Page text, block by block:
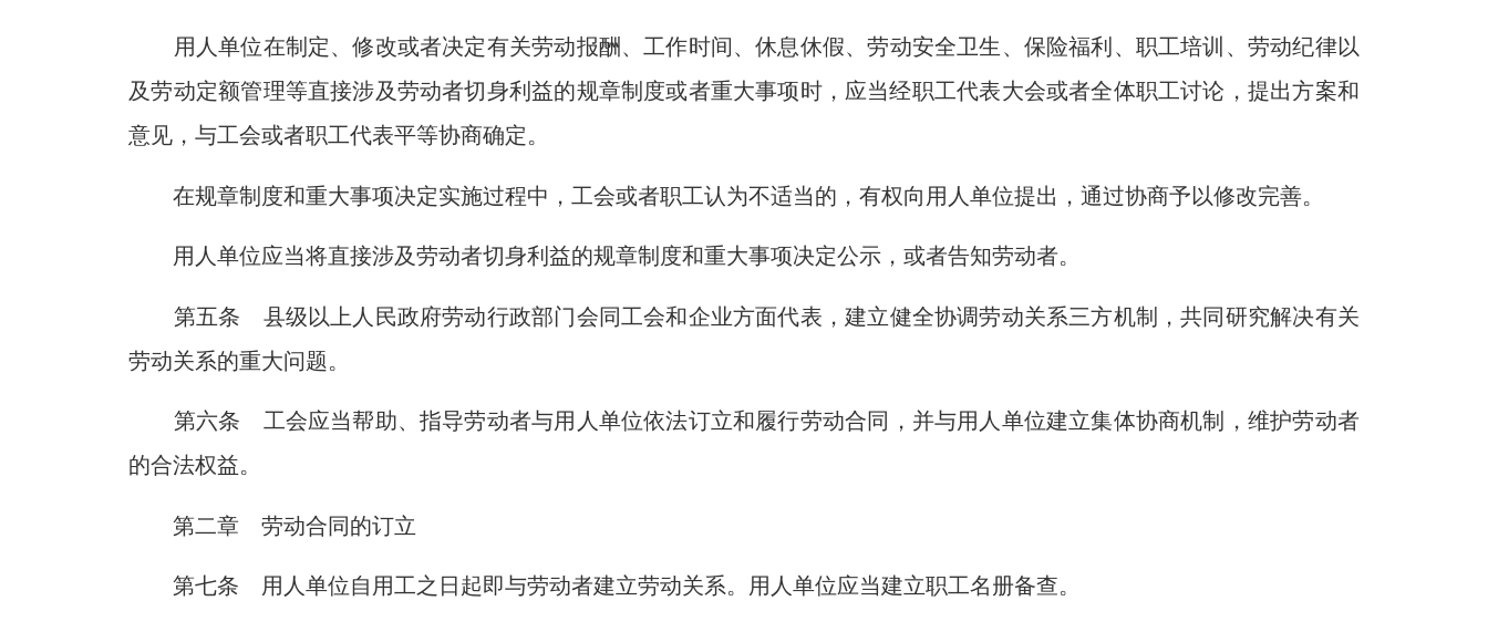
用人单位在制定、修改或者决定有关劳动报酬、工作时间、休息休假、劳动安全卫生、保险福利、职工培训、劳动纪律以
及劳动定额管理等直接涉及劳动者切身利益的规章制度或者重大事项时，应当经职工代表大会或者全体职工讨论，提出方案和
意见，与工会或者职工代表平等协商确定。
在规章制度和重大事项决定实施过程中，工会或者职工认为不适当的，有权向用人单位提出，通过协商予以修改完善。
用人单位应当将直接涉及劳动者切身利益的规章制度和重大事项决定公示，或者告知劳动者。
第五条 县级以上人民政府劳动行政部门会同工会和企业方面代表，建立健全协调劳动关系三方机制，共同研究解决有关
劳动关系的重大问题。
第六条 工会应当帮助、指导劳动者与用人单位依法订立和履行劳动合同，并与用人单位建立集体协商机制，维护劳动者
的合法权益。
第二章 劳动合同的订立
第七条 用人单位自用工之日起即与劳动者建立劳动关系。用人单位应当建立职工名册备查。